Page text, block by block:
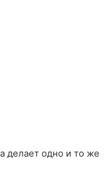
делает одно и то же